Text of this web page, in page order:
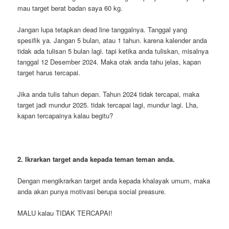
mau target berat badan saya 60 kg.
Jangan lupa tetapkan dead line tanggalnya. Tanggal yang
spesifik ya. Jangan 5 bulan, atau 1 tahun. karena kalender anda
tidak ada tulisan 5 bulan lagi. tapi ketika anda tuliskan, misalnya
tanggal 12 Desember 2024. Maka otak anda tahu jelas, kapan
target harus tercapai.
Jika anda tulis tahun depan. Tahun 2024 tidak tercapai, maka
target jadi mundur 2025. tidak tercapai lagi, mundur lagi. Lha,
kapan tercapainya kalau begitu?
2. Ikrarkan target anda kepada teman teman anda.
Dengan mengikrarkan target anda kepada khalayak umum, maka
anda akan punya motivasi berupa social preasure.
MALU kalau TIDAK TERCAPAI!